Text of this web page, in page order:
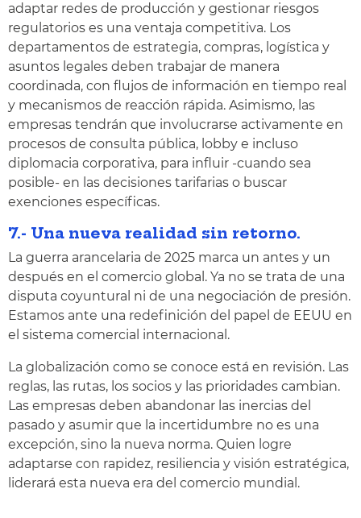
adaptar redes de producción y gestionar riesgos
regulatorios es una ventaja competitiva. Los
departamentos de estrategia, compras, logística y
asuntos legales deben trabajar de manera
coordinada, con flujos de información en tiempo real
y mecanismos de reacción rápida. Asimismo, las
empresas tendrán que involucrarse activamente en
procesos de consulta pública, lobby e incluso
diplomacia corporativa, para influir -cuando sea
posible- en las decisiones tarifarias o buscar
exenciones específicas.
7.- Una nueva realidad sin retorno.
La guerra arancelaria de 2025 marca un antes y un
después en el comercio global. Ya no se trata de una
disputa coyuntural ni de una negociación de presión.
Estamos ante una redefinición del papel de EEUU en
el sistema comercial internacional.
La globalización como se conoce está en revisión. Las
reglas, las rutas, los socios y las prioridades cambian.
Las empresas deben abandonar las inercias del
pasado y asumir que la incertidumbre no es una
excepción, sino la nueva norma. Quien logre
adaptarse con rapidez, resiliencia y visión estratégica,
liderará esta nueva era del comercio mundial.